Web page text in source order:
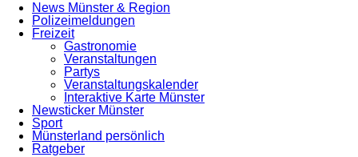
News Münster & Region
Polizeimeldungen
Freizeit
Gastronomie
Veranstaltungen
Partys
Veranstaltungskalender
Interaktive Karte Münster
Newsticker Münster
Sport
Münsterland persönlich
Ratgeber
Anzeige